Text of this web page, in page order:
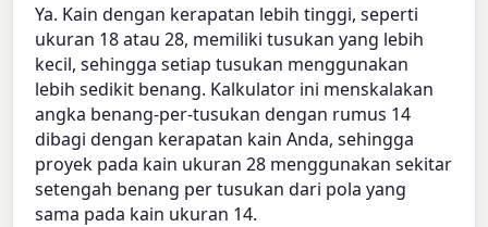
Ya. Kain dengan kerapatan lebih tinggi, seperti
ukuran 18 atau 28, memiliki tusukan yang lebih
kecil, sehingga setiap tusukan menggunakan
lebih sedikit benang. Kalkulator ini menskalakan
angka benang-per-tusukan dengan rumus 14
dibagi dengan kerapatan kain Anda, sehingga
proyek pada kain ukuran 28 menggunakan sekitar
setengah benang per tusukan dari pola yang
sama pada kain ukuran 14.